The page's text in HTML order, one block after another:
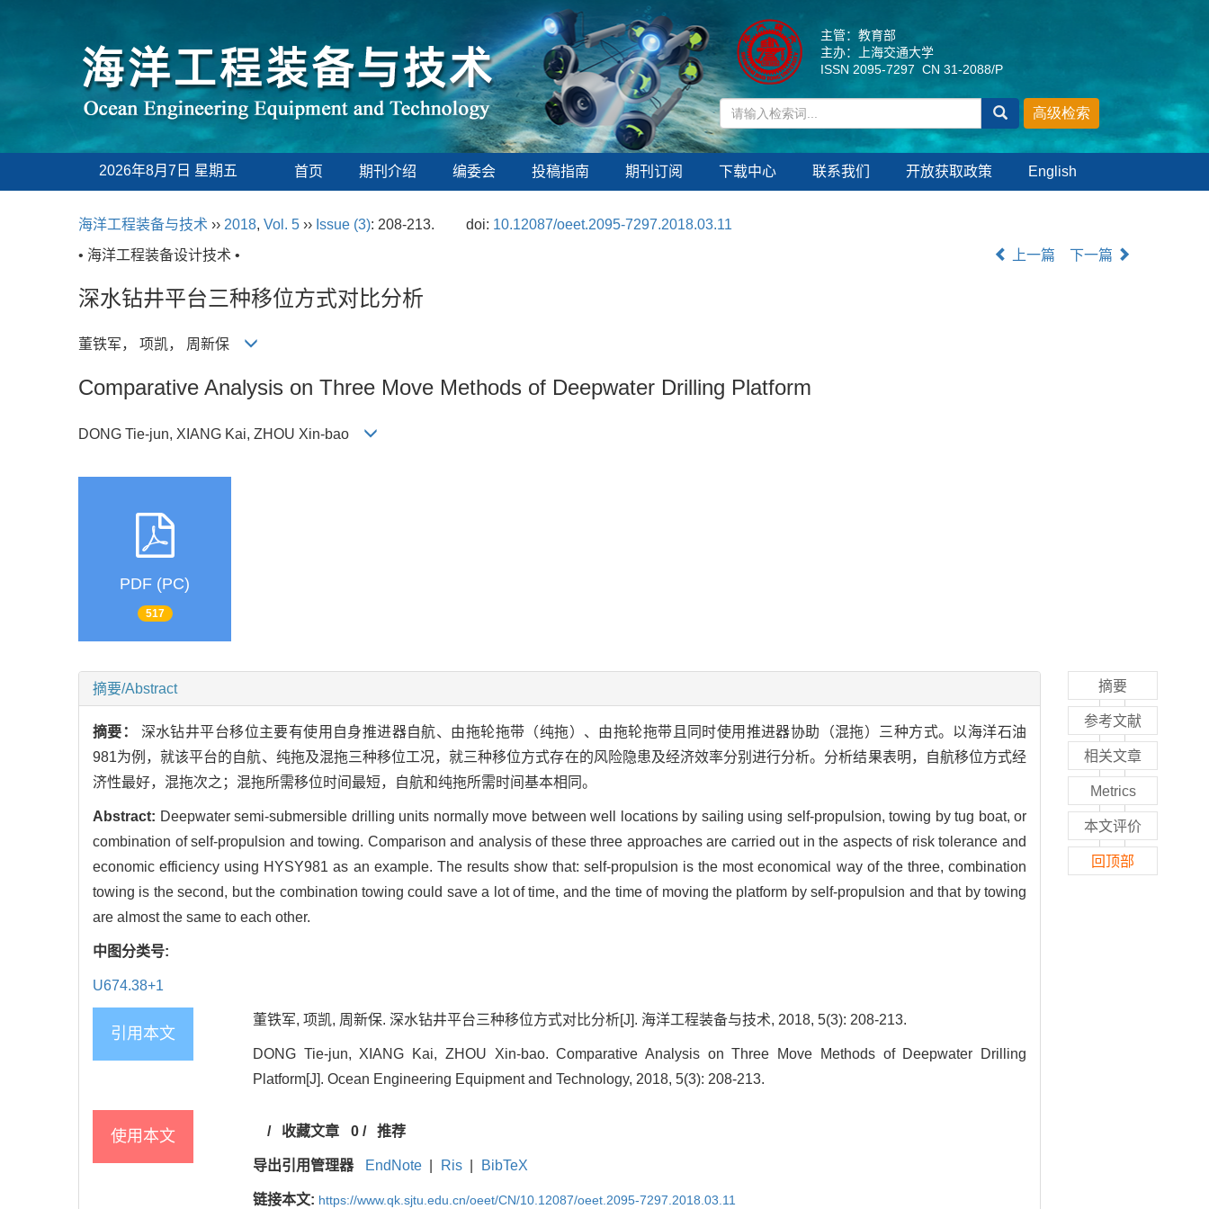
主管：教育部
主办：上海交通大学
ISSN 2095-7297 CN 31-2088/P
2026年8月7日 星期五 首页 期刊介绍 编委会 投稿指南 期刊订阅 下载中心 联系我们 开放获取政策 English
海洋工程装备与技术 ›› 2018, Vol. 5 ›› Issue (3): 208-213. doi: 10.12087/oeet.2095-7297.2018.03.11
• 海洋工程装备设计技术 •
上一篇 下一篇
深水钻井平台三种移位方式对比分析
董铁军， 项凯， 周新保
Comparative Analysis on Three Move Methods of Deepwater Drilling Platform
DONG Tie-jun, XIANG Kai, ZHOU Xin-bao
PDF (PC)
517
摘要/Abstract
摘要： 深水钻井平台移位主要有使用自身推进器自航、由拖轮拖带（纯拖）、由拖轮拖带且同时使用推进器协助（混拖）三种方式。以海洋石油
981为例，就该平台的自航、纯拖及混拖三种移位工况，就三种移位方式存在的风险隐患及经济效率分别进行分析。分析结果表明，自航移位方式经
济性最好，混拖次之；混拖所需移位时间最短，自航和纯拖所需时间基本相同。
Abstract: Deepwater semi-submersible drilling units normally move between well locations by sailing using self-propulsion, towing by tug boat, or
combination of self-propulsion and towing. Comparison and analysis of these three approaches are carried out in the aspects of risk tolerance and
economic efficiency using HYSY981 as an example. The results show that: self-propulsion is the most economical way of the three, combination
towing is the second, but the combination towing could save a lot of time, and the time of moving the platform by self-propulsion and that by towing
are almost the same to each other.
中图分类号:
U674.38+1
引用本文
董铁军, 项凯, 周新保. 深水钻井平台三种移位方式对比分析[J]. 海洋工程装备与技术, 2018, 5(3): 208-213.
DONG Tie-jun, XIANG Kai, ZHOU Xin-bao. Comparative Analysis on Three Move Methods of Deepwater Drilling
Platform[J]. Ocean Engineering Equipment and Technology, 2018, 5(3): 208-213.
使用本文 / 收藏文章 0/ 推荐
导出引用管理器 EndNote Ris BibTeX
链接本文: https://www.qk.sjtu.edu.cn/oeet/CN/10.12087/oeet.2095-7297.2018.03.11
摘要
参考文献
相关文章
Metrics
本文评价
回顶部